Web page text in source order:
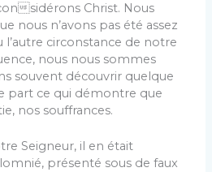
sidérons Christ. Nous
nous n’avons pas été assez
l’autre circonstance de notre
nous nous sommes
souvent découvrir quelque
part ce qui démontre que
nos souffrances.
Seigneur, il en était
présenté sous de faux